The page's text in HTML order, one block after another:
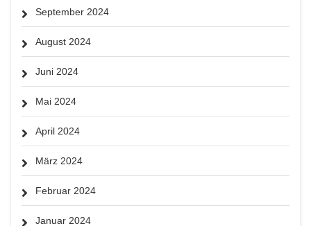
September 2024
August 2024
Juni 2024
Mai 2024
April 2024
März 2024
Februar 2024
Januar 2024